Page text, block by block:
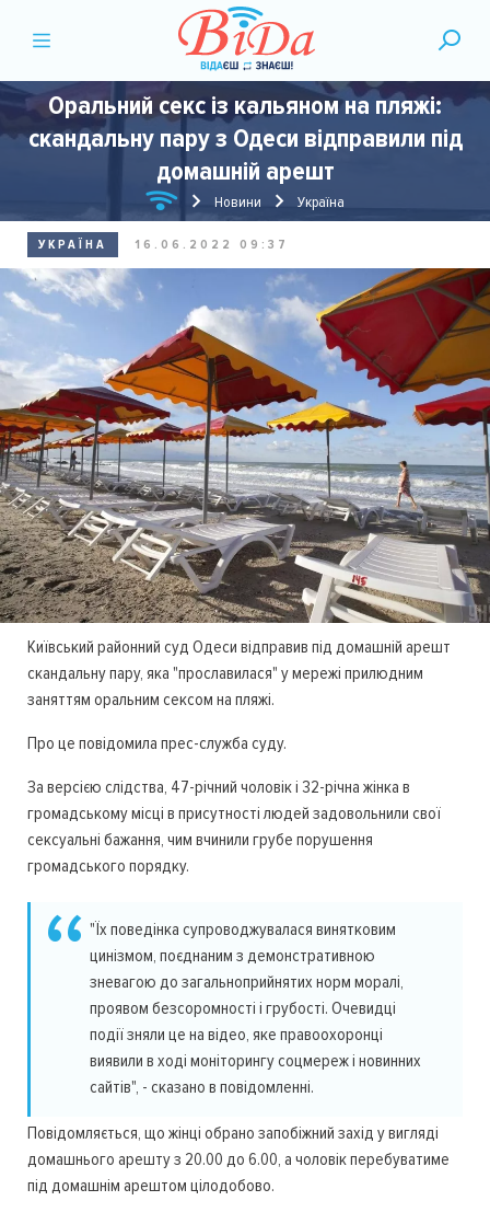
Оральний секс із кальяном на пляжі:
скандальну пару з Одеси відправили під
домашній арешт
Новини Україна
УКРАЇНА 16.06.2022 09:37
Київський районний суд Одеси відправив під домашній арешт
скандальну пару, яка "прославилася" у мережі прилюдним
заняттям оральним сексом на пляжі.
Про це повідомила прес-служба суду.
За версією слідства, 47-річний чоловік і 32-річна жінка в
громадському місці в присутності людей задовольнили свої
сексуальні бажання, чим вчинили грубе порушення
громадського порядку.
"Їх поведінка супроводжувалася винятковим
цинізмом, поєднаним з демонстративною
зневагою до загальноприйнятих норм моралі,
проявом безсоромності і грубості. Очевидці
події зняли це на відео, яке правоохоронці
виявили в ході моніторингу соцмереж і новинних
сайтів", - сказано в повідомленні.
Повідомляється, що жінці обрано запобіжний захід у вигляді
домашнього арешту з 20.00 до 6.00, а чоловік перебуватиме
під домашнім арештом цілодобово.